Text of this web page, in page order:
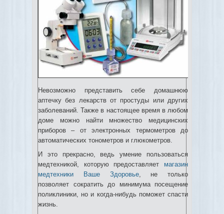
Невозможно представить себе домашнюю
аптечку без лекарств от простуды или других
заболеваний. Также в настоящее время в любом
доме можно найти множество медицинских
приборов – от электронных термометров до
автоматических тонометров и глюкометров.
И это прекрасно, ведь умение пользоваться
медтехникой, которую предоставляет магазин
медтехники Ваше Здоровье, не только
позволяет сократить до минимума посещение
поликлиники, но и когда-нибудь поможет спасти
жизнь.